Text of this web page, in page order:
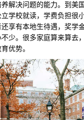
解决问题的能力。到美
学校就读，学费负担很
享有本地生待遇，奖学
少。很多家庭算来算去
优势。